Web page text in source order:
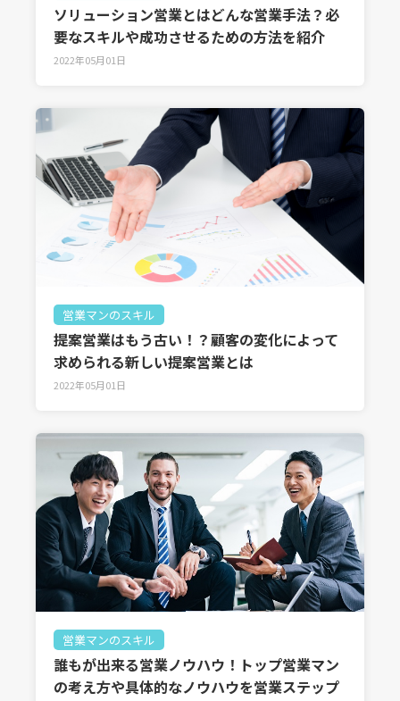
ソリューション営業とはどんな営業手法？必
要なスキルや成功させるための方法を紹介
2022年05月01日
営業マンのスキル
提案営業はもう古い！？顧客の変化によって
求められる新しい提案営業とは
2022年05月01日
営業マンのスキル
誰もが出来る営業ノウハウ！トップ営業マン
の考え方や具体的なノウハウを営業ステップ